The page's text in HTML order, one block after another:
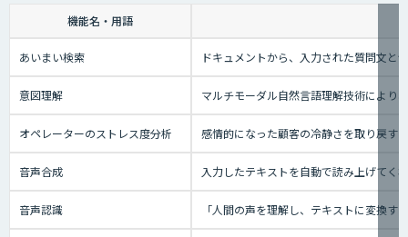
機能名・用語
あいまい検索 ドキュメントから、入力された質問文と
意図理解 マルチモーダル自然言語理解技術により
オペレーターのストレス度分析 感情的になった顧客の冷静さを取り戻す
音声合成 入力したテキストを自動で読み上げてく
音声認識 「人間の声を理解し、テキストに変換